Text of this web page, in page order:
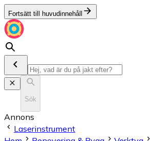
Fortsätt till huvudinnehåll
Sök
Annons
Laserinstrument